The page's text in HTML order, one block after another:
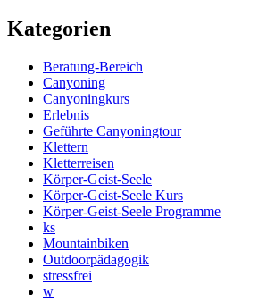
Kategorien
Beratung-Bereich
Canyoning
Canyoningkurs
Erlebnis
Geführte Canyoningtour
Klettern
Kletterreisen
Körper-Geist-Seele
Körper-Geist-Seele Kurs
Körper-Geist-Seele Programme
ks
Mountainbiken
Outdoorpädagogik
stressfrei
w